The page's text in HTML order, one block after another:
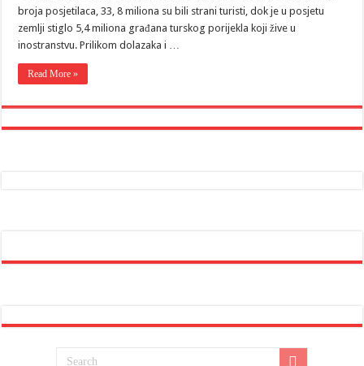
broja posjetilaca, 33, 8 miliona su bili strani turisti, dok je u posjetu
zemlji stiglo 5,4 miliona građana turskog porijekla koji žive u
inostranstvu. Prilikom dolazaka i …
Read More »